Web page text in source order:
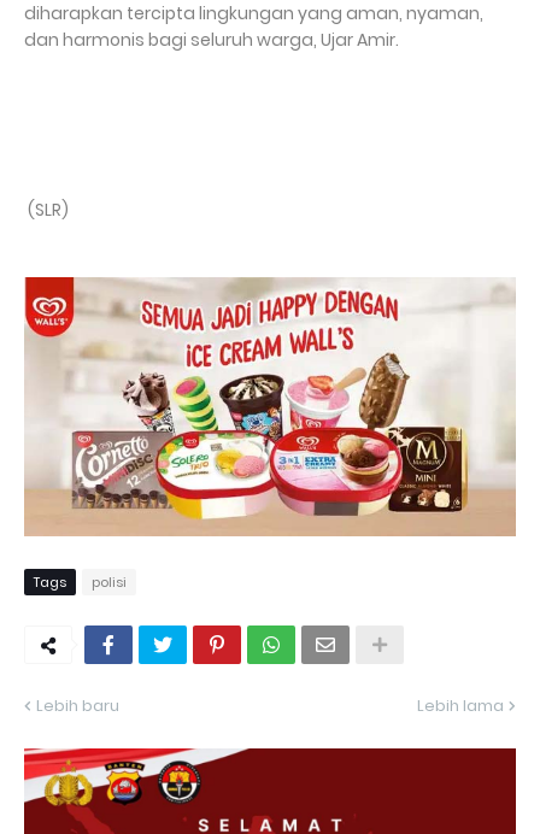
diharapkan tercipta lingkungan yang aman, nyaman,
dan harmonis bagi seluruh warga, Ujar Amir.
(SLR)
Tags polisi
Lebih baru Lebih lama